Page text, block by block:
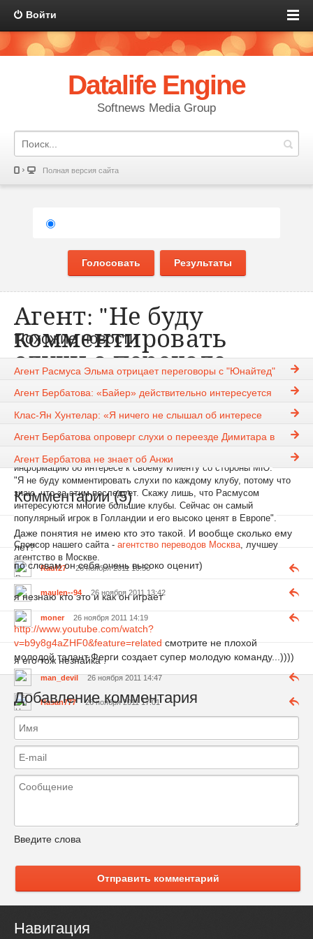
Войти
Datalife Engine
Softnews Media Group
Полная версия сайта
Голосовать Результаты
Агент: "Не буду
комментировать
слухи о переходе
Эльма в МЮ"
Rauf27 26-11-2011, 10:49 1190
Новости
Агент Расмуса Эльма Патрик Морк отказался комментировать
информацию об интересе к своему клиенту со стороны МЮ:
"Я не буду комментировать слухи по каждому клубу, потому что
знаю, что за этим последует. Скажу лишь, что Расмусом
интересуются многие большие клубы. Сейчас он самый
популярный игрок в Голландии и его высоко ценят в Европе".
Спонсор нашего сайта - агентство переводов Москва, лучшеу
агентство в Москве.
Похожие новости
Агент Расмуса Эльма отрицает переговоры с "Юнайтед"
Агент Бербатова: «Байер» действительно интересуется
Клас-Ян Хунтелар: «Я ничего не слышал об интересе
Агент Бербатова опроверг слухи о переезде Димитара в
Агент Бербатова не знает об Анжи
Комментарии (5)
Даже понятия не имею кто это такой. И вообще сколько ему
лет?
Rauf27 26 ноября 2011 10:50
по словам он себя очень высоко оценит)
maulen--94 26 ноября 2011 13:42
я незнаю кто это и как он играет
moner 26 ноября 2011 14:19
http://www.youtube.com/watch?
v=b9y8g4aZHF0&feature=related смотрите не плохой
молодой талант Ферги создает супер молодую команду...))))
man_devil 26 ноября 2011 14:47
я его тож незнайка .
Hasan777 26 ноября 2011 17:01
Добавление комментария
Введите слова
Отправить комментарий
Навигация